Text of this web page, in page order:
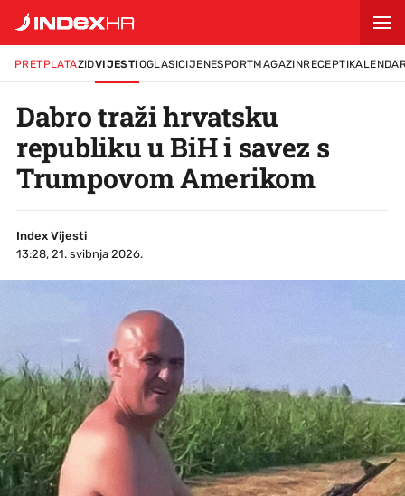
PRETPLATAZIDVIJESTIOGLASICIJENESPORTMAGAZINRECEPTI
Dabro traži hrvatsku
republiku u BiH i savez s
Trumpovom Amerikom
Index Vijesti
13:28, 21. svibnja 2026.